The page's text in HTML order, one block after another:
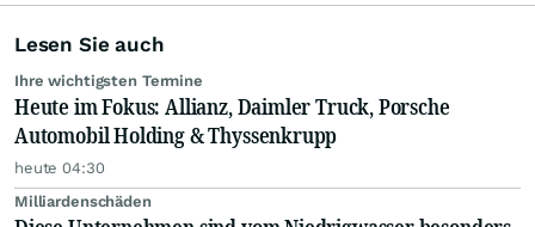
Lesen Sie auch
Ihre wichtigsten Termine
Heute im Fokus: Allianz, Daimler Truck, Porsche
Automobil Holding & Thyssenkrupp
heute 04:30
Milliardenschäden